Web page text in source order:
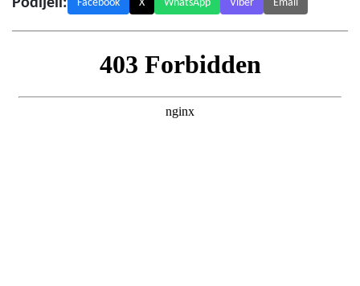
Facebook X WhatsApp Viber Email